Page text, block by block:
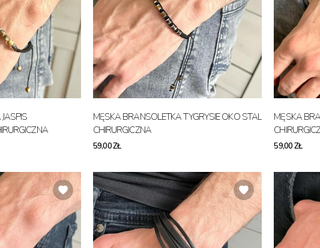
MĘSKA BRANSOLETKA TYGRYSIE OKO STAL
CHIRURGICZNA
59,00 ZŁ
MĘSKA
59,00 ZŁ